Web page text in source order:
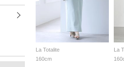
La Totalite
160cm
La